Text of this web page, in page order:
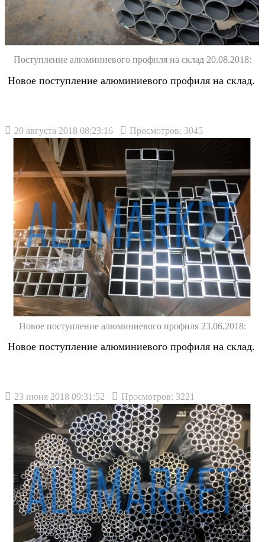
Поступление алюминиевого профиля на склад 20.08.2018:
Новое поступление алюминиевого профиля на склад.
20 августа 2018 08:23:16 Просмотров: 3045
Новое поступление алюминиевого профиля 23.06.2018:
Новое поступление алюминиевого профиля на склад.
23 июня 2018 09:31:52 Просмотров: 3221